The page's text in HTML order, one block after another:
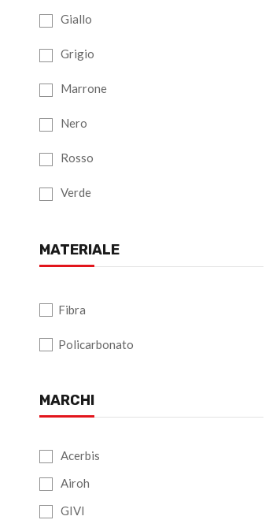
Giallo
Grigio
Marrone
Nero
Rosso
Verde
MATERIALE
Fibra
Policarbonato
MARCHI
Acerbis
Airoh
GIVI